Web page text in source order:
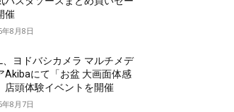
催
年8月8日
、ヨドバシカメラ マルチメデ
Akibaにて「お盆 大画面体感
店頭体験イベントを開催
年8月7日